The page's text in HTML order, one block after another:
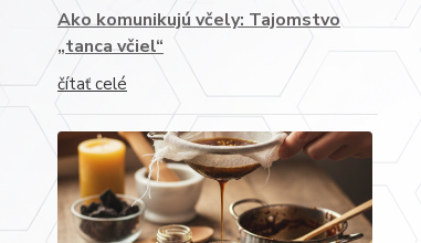
Ako komunikujú včely: Tajomstvo
„tanca včiel“
čítať celé